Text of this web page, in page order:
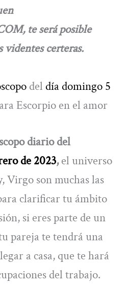
te será posible
videntes certeras.
del día domingo 5
Escorpio en el amor
diario del
de 2023,el universo
Virgo son muchas las
clarificar tu ámbito
si eres parte de un
pareja te tendrá una
a casa, que te hará
del trabajo.